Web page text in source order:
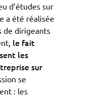
d’études sur
a été réalisée
de dirigeants
le fait
les
sur
se
: les